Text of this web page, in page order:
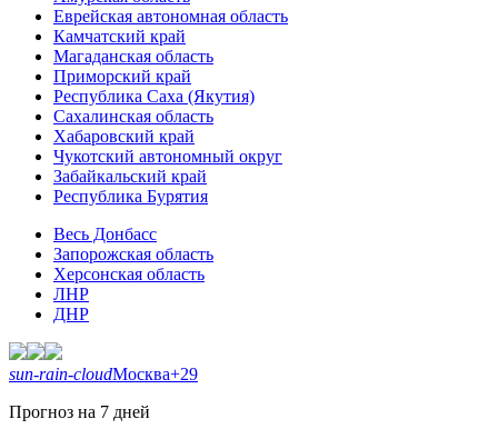
Еврейская автономная область
Камчатский край
Магаданская область
Приморский край
Республика Саха (Якутия)
Сахалинская область
Хабаровский край
Чукотский автономный округ
Забайкальский край
Республика Бурятия
Весь Донбасс
Запорожская область
Херсонская область
ЛНР
ДНР
sun-rain-cloudМосква+29
Прогноз на 7 дней